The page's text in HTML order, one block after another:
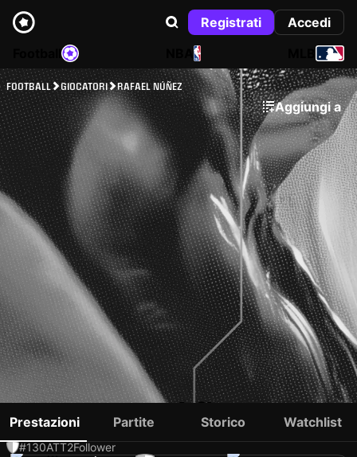
Registrati
Accedi
NBA
FOOTBALL GIOCATORI RAFAEL NÚÑEZ
Aggiungi a
RAFAEL NÚÑEZ
#130ATT2Follower
Prestazioni Partite Storico Watchlist